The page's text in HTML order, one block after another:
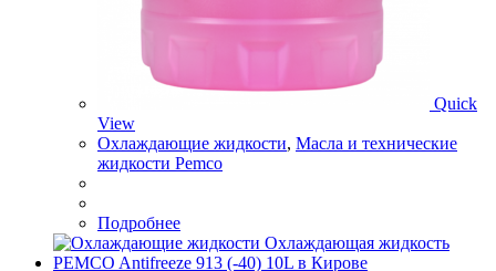
Quick
View
Охлаждающие жидкости, Масла и технические
жидкости Pemco
Подробнее